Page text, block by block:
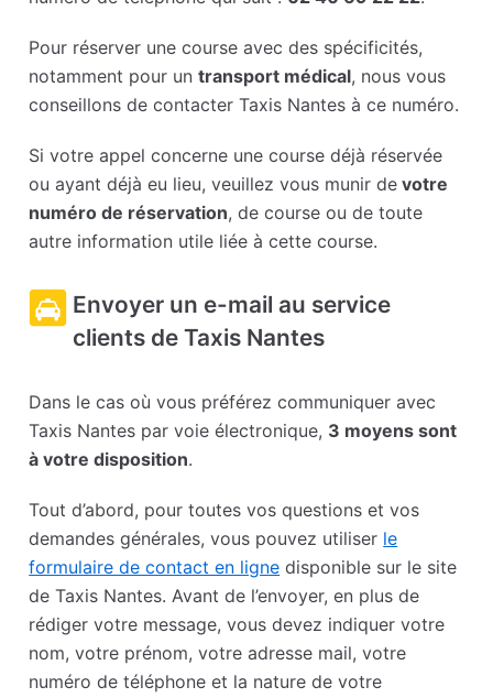
Pour réserver une course avec des spécificités,
notamment pour untransport médical, nous vous
conseillons de contacter Taxis Nantes à ce numéro.
Si votre appel concerne une course déjà réservée
ou ayant déjà eu lieu, veuillez vous munir de votre
numéro de réservation, de course ou de toute
autre information utile liée à cette course.
Envoyer un e-mail au service
clients de Taxis Nantes
Dans le cas où vous préférez communiquer avec
Taxis Nantes par voie électronique, 3 moyens sont
à votre disposition.
Tout d’abord, pour toutes vos questions et vos
demandes générales, vous pouvez utiliser le
formulaire de contact en ligne disponible sur le site
de Taxis Nantes. Avant de l’envoyer, en plus de
rédiger votre message, vous devez indiquer votre
nom, votre prénom, votre adresse mail, votre
numéro de téléphone et la nature de votre